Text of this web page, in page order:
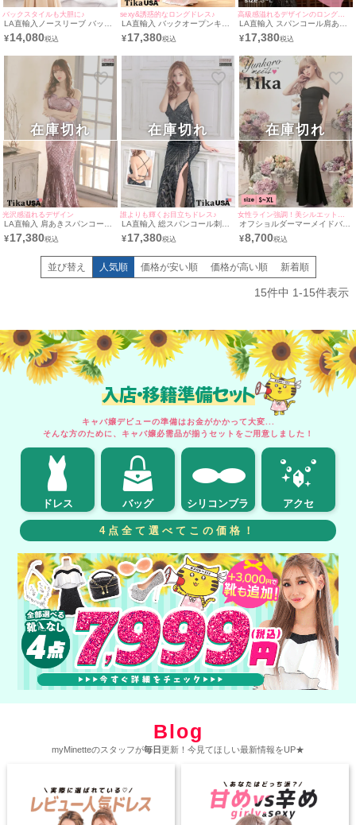
バックスタイルも大胆に♪
LA直輸入ノースリーブ バック
シースルーアメリカンスリーブ
インポートバースデーマーメイ
サイズ/Sサイズ) (みゆう/キャ
バドレス着用)
¥14,080
sexy&誘惑的なロングドレス♪
LA直輸入 バックオープンキャ
ミソールスパンコールデザイン
バースデーマーメイドバースデ
イズ) (ハラちゃん/キャバドレ
¥17,380
高級感溢れるデザインのロングドレス
LA直輸入 スパンコール肩あき
バースデーマーメイドバースデ
ーロングドレス (Sサイズ～Lサ
¥17,380
光沢感溢れるデザイン
LA直輸入 肩あきスパンコール
バースデーマーメイドバースデ
ーロングドレス (Sサイズ～Lサ
¥17,380
在庫切れ
誰よりも輝くお目立ちドレス♪
LA直輸入 総スパンコール刺繍
ゴージャスキャミソールバース
デーマーメイドバースデーロン
(みゆう/キャバドレス着用)
¥17,380
在庫切れ
オフショルダーマーメイドバー
スデーロングドレス (Sサイズ
～XLサイズ) (ゆんころ/キャバ
¥8,700
在庫切れ
並び替え 人気順 価格が安い順 価格が高い順 新着順
15件中 1-15件表示
入店・移籍準備セット
キャバ嬢デビューの準備はお金がかかって大変...
そんな方のために、キャバ嬢必需品が揃うセットをご用意しました！
ドレス バッグ シリコンブラ アクセ
4点全て選べてこの価格！
Blog
myMinetteのスタッフが毎日更新！今見てほしい最新情報をUP★